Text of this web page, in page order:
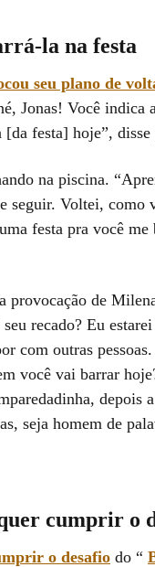
la na festa
seu plano de
Jonas! Você indica
festa] hoje”, disse
na piscina.
seguir. Voltei, como
festa pra você
provocação de
recado? Eu
com outras
você vai barrar
depois
seja homem de
cumprir o
o desafio do “